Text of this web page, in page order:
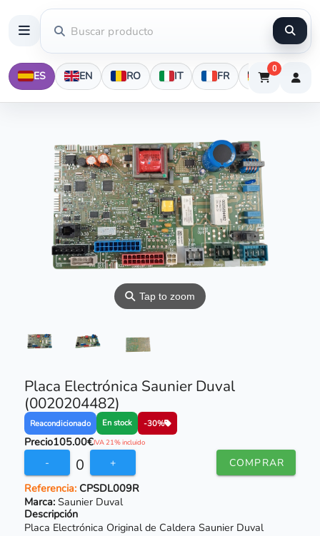
ES EN RO IT FR DE
0
⚲Tap to zoom
Placa Electrónica Saunier Duval
(0020204482)
Reacondicionado En stock -30%
Precio105.00€IVA 21% incluido
- 0 + COMPRAR
Referencia:CPSDL009R
Marca: Saunier Duval
Descripción
Placa Electrónica Original de Caldera Saunier Duval